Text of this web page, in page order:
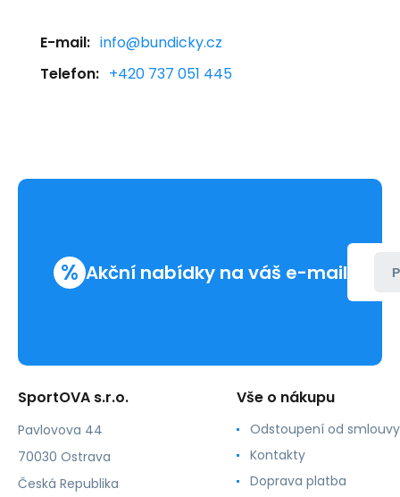
E-mail: info@bundicky.cz
Telefon: +420 737 051 445
% Akční nabídky na váš e-mail
SportOVA s.r.o.
Pavlovova 44
70030 Ostrava
Česká Republika
Vše o nákupu
Odstoupení od smlouvy
Kontakty
Doprava platba